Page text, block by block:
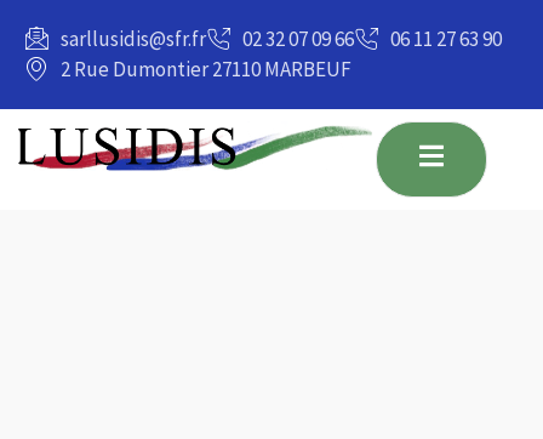
principalsarllusidis@sfr.fr 02 32 07 09 66
06 11 27 63 90
2 Rue Dumontier 27110 MARBEUF